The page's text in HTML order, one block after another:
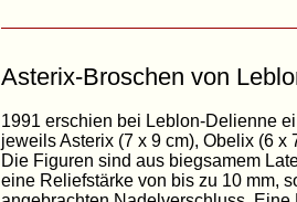
Asterix-Broschen von
1991 erschien bei Leblon-Delienne
jeweils Asterix (7 x 9 cm), Obelix (6 x
Die Figuren sind aus biegsamem
eine Reliefstärke von bis zu 10 mm,